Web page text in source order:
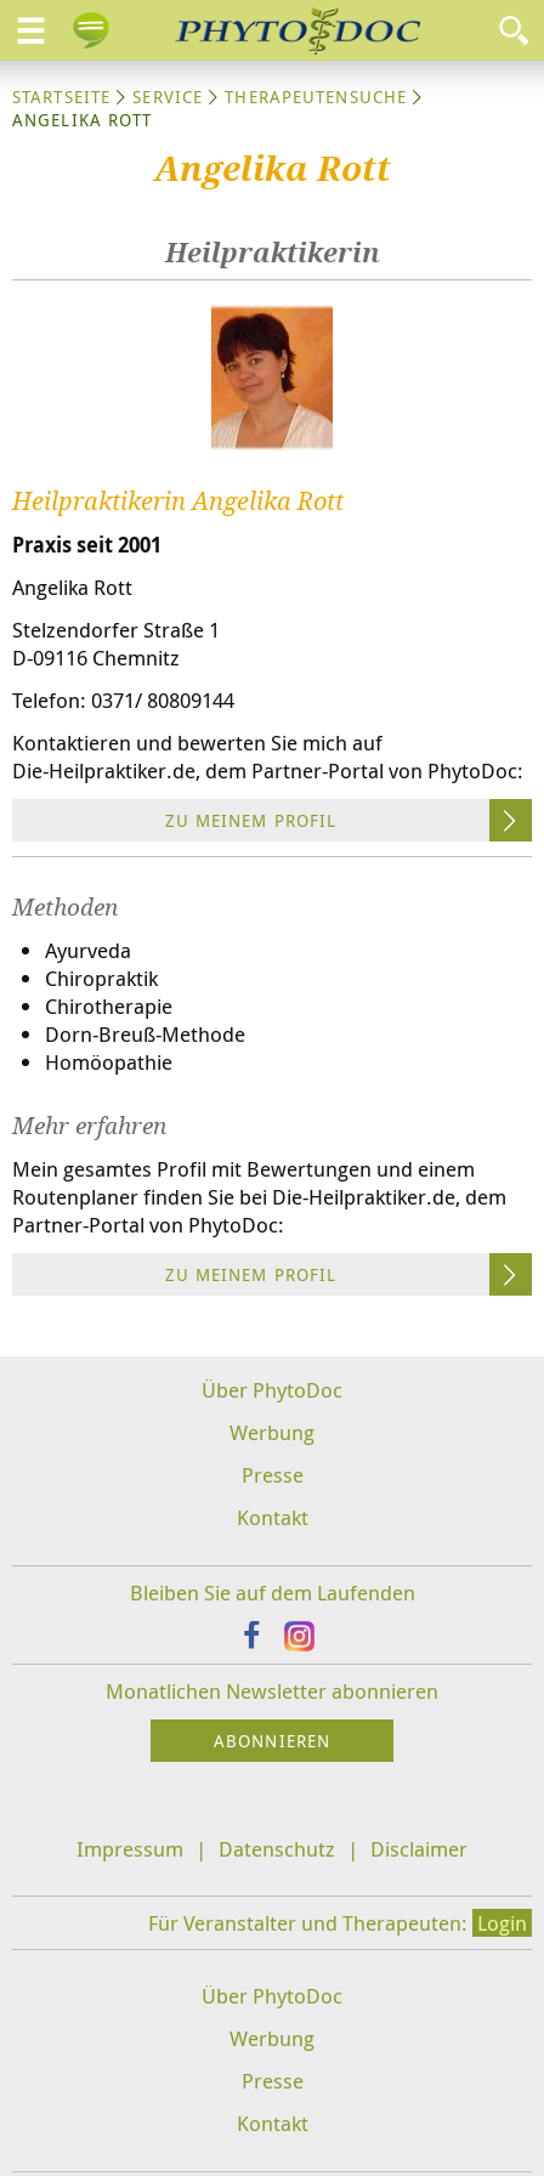
STARTSEITE SERVICE
THERAPEUTENSUCHE
ANGELIKA ROTT
Angelika Rott
Heilpraktikerin
Heilpraktikerin Angelika Rott
Praxis seit 2001
Angelika Rott
Stelzendorfer Straße 1
D-09116 Chemnitz
Telefon: 0371/ 80809144
Kontaktieren und bewerten Sie mich auf
Die-Heilpraktiker.de, dem Partner-Portal von PhytoDoc:
ZU MEINEM PROFIL
Methoden
Ayurveda
Chiropraktik
Chirotherapie
Dorn-Breuß-Methode
Homöopathie
Mehr erfahren
Mein gesamtes Profil mit Bewertungen und einem
Routenplaner finden Sie bei Die-Heilpraktiker.de, dem
Partner-Portal von PhytoDoc:
ZU MEINEM PROFIL
Über PhytoDoc
Werbung
Presse
Kontakt
Bleiben Sie auf dem Laufenden
Monatlichen Newsletter abonnieren
Impressum Datenschutz Disclaimer
Für Veranstalter und Therapeuten: Login
Über PhytoDoc
Werbung
Presse
Kontakt